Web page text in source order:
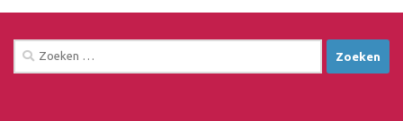
Zoeken
naar: